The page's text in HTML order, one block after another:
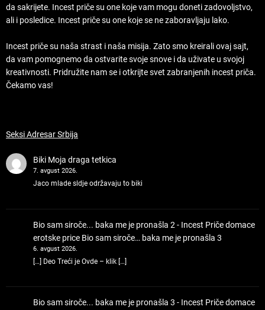
da sakrijete. Incest priče su one koje vam mogu doneti zadovoljstvo,
ali i posledice. Incest priče su one koje se ne zaboravljaju lako.
Incest priče su naša strast i naša misija. Zato smo kreirali ovaj sajt,
da vam pomognemo da ostvarite svoje snove i da uživate u svojoj
kreativnosti. Pridružite nam se i otkrijte svet zabranjenih incest priča.
Čekamo vas!
Seksi Adresar Srbija
Biki Moja draga tetkica
7. avgust 2026.
Jaco mlade sldje održavaju to biki
Bio sam siroče... baka me je pronašla 2 - Incest Priče domace
erotske price Bio sam siroče… baka me je pronašla 3
6. avgust 2026.
[…] Deo Treći je Ovde – klik […]
Bio sam siroče... baka me je pronašla 3 - Incest Priče domace